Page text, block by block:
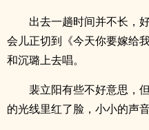
出去一趟时间并不长，
会儿正切到《今天你要嫁给
和沉璐上去唱。
裴立阳有些不好意思，
的光线里红了脸，小小的声